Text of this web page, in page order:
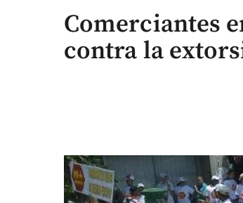
Comerciantes
contra la